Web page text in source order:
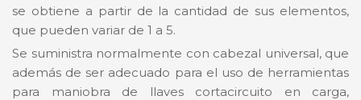
se obtiene a partir de la cantidad de sus elementos,
que pueden variar de 1 a 5.
Se suministra normalmente con cabezal universal, que
además de ser adecuado para el uso de herramientas
para maniobra de llaves cortacircuito en carga,